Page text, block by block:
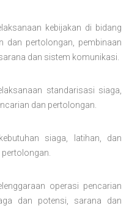
kebijakan di bidang
dan pertolongan, pembinaan
dan sistem komunikasi.
standarisasi siaga,
dan pertolongan.
siaga, latihan, dan
operasi pencarian
dan potensi, sarana dan